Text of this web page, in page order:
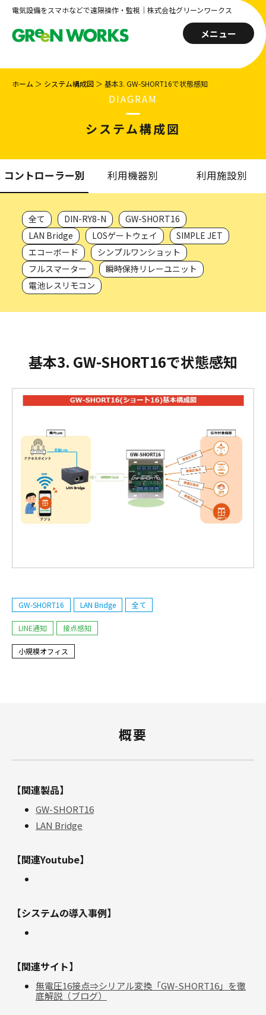
電気設備をスマホなどで遠隔操作・監視｜株式会社グリーンワークス
メニュー
ホーム ＞ システム構成図 ＞ 基本3. GW-SHORT16で状態感知
DIAGRAM
システム構成図
コントローラー別 利用機器別 利用施設別
全て DIN-RY8-N
GW-SHORT16
LAN Bridge
LOSゲートウェイ
SIMPLE JET
エコーボード
シンプルワンショット
フルスマーター
瞬時保持リレーユニット
電池レスリモコン
基本3. GW-SHORT16で状態感知
GW-SHORT16 LAN Bridge 全て
LINE通知 接点感知
小規模オフィス
概要
【関連製品】
GW-SHORT16
LAN Bridge
【関連Youtube】
【システムの導入事例】
【関連サイト】
無電圧16接点⇒シリアル変換「GW-SHORT16」を徹
底解説（ブログ）